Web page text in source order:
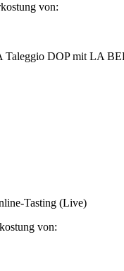
von:
Taleggio DOP mit LA
Tasting (Live)
von: